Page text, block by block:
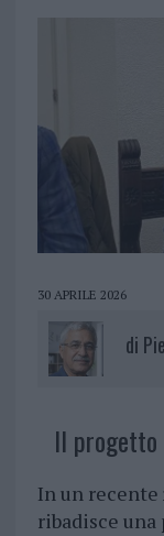
30 APRILE 2026
di
Il progetto
In un recente
ribadisce una